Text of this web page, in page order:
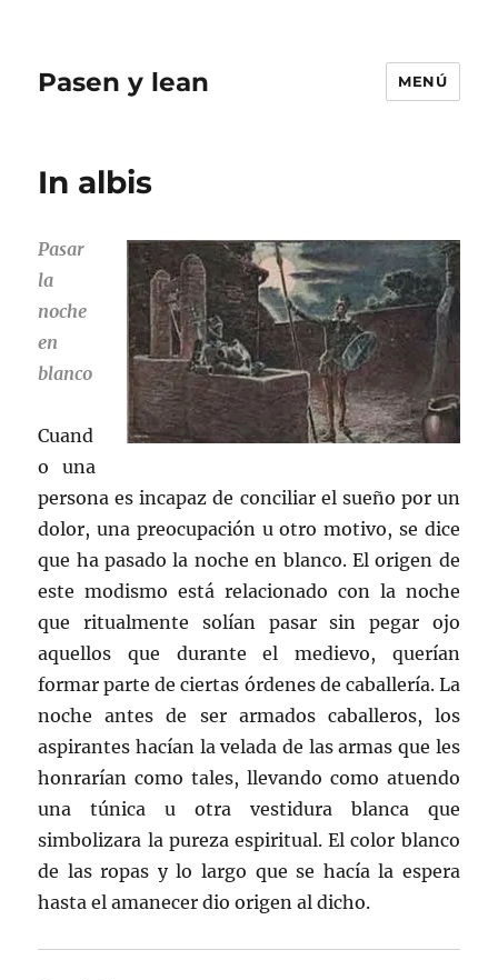
Pasen y lean MENÚ
In albis
Pasar
la
noche
en
blanco
Cuand
o una
persona es incapaz de conciliar el sueño por un
dolor, una preocupación u otro motivo, se dice
que ha pasado la noche en blanco. El origen de
este modismo está relacionado con la noche
que ritualmente solían pasar sin pegar ojo
aquellos que durante el medievo, querían
formar parte de ciertas órdenes de caballería. La
noche antes de ser armados caballeros, los
aspirantes hacían la velada de las armas que les
honrarían como tales, llevando como atuendo
una túnica u otra vestidura blanca que
simbolizara la pureza espiritual. El color blanco
de las ropas y lo largo que se hacía la espera
hasta el amanecer dio origen al dicho.